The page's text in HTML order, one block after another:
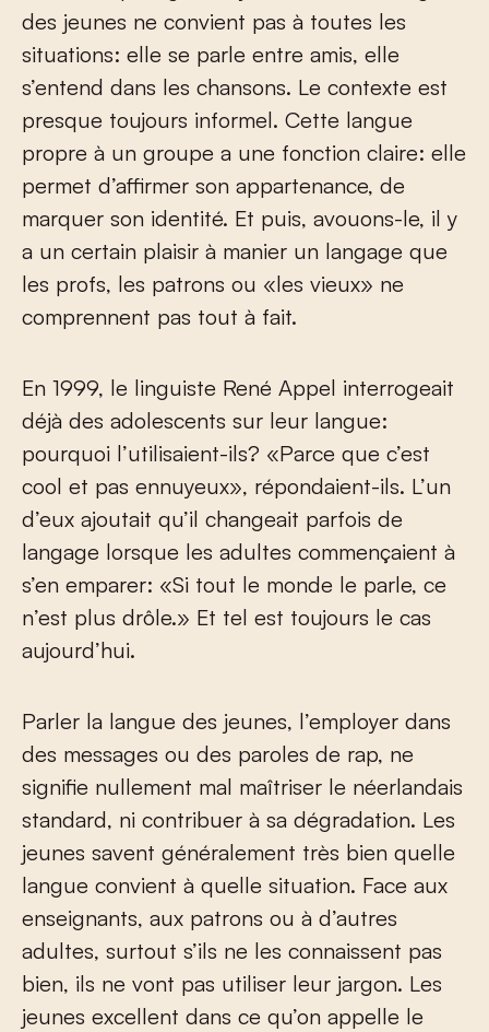
des jeunes ne convient pas à toutes les
situations: elle se parle entre amis, elle
s’entend dans les chansons. Le contexte est
presque toujours informel. Cette langue
propre à un groupe a une fonction claire: elle
permet d’affirmer son appartenance, de
marquer son identité. Et puis, avouons-le, il y
a un certain plaisir à manier un langage que
les profs, les patrons ou «les vieux» ne
comprennent pas tout à fait.
En 1999, le linguiste René Appel interrogeait
déjà des adolescents sur leur langue:
pourquoi l’utilisaient-ils? «Parce que c’est
cool et pas ennuyeux», répondaient-ils. L’un
d’eux ajoutait qu’il changeait parfois de
langage lorsque les adultes commençaient à
s’en emparer: «Si tout le monde le parle, ce
n’est plus drôle.» Et tel est toujours le cas
aujourd’hui.
Parler la langue des jeunes, l’employer dans
des messages ou des paroles de rap, ne
signifie nullement mal maîtriser le néerlandais
standard, ni contribuer à sa dégradation. Les
jeunes savent généralement très bien quelle
langue convient à quelle situation. Face aux
enseignants, aux patrons ou à d’autres
adultes, surtout s’ils ne les connaissent pas
bien, ils ne vont pas utiliser leur jargon. Les
jeunes excellent dans ce qu’on appelle le